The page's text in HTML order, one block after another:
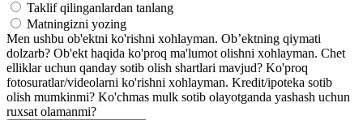
Taklif qilinganlardan tanlang
Matningizni yozing
Men ushbu ob'ektni ko'rishni xohlayman. Ob’ektning qiymati
dolzarb? Ob'ekt haqida ko'proq ma'lumot olishni xohlayman. Chet
elliklar uchun qanday sotib olish shartlari mavjud? Ko'proq
fotosuratlar/videolarni ko'rishni xohlayman. Kredit/ipoteka sotib
olish mumkinmi? Ko'chmas mulk sotib olayotganda yashash uchun
ruxsat olamanmi?